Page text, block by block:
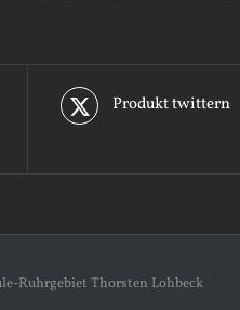
Produkt twittern
Ruhrgebiet Thorsten Lohbeck